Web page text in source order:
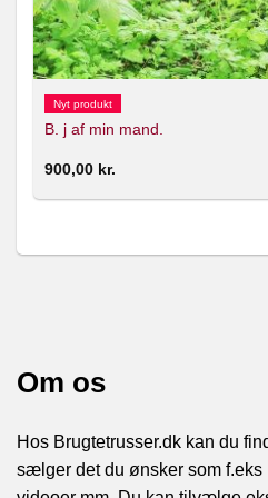
Nyt produkt
B. j af min mand.
900,00 kr.
Om os
Hos Brugtetrusser.dk kan du
sælger det du ønsker som f.eks